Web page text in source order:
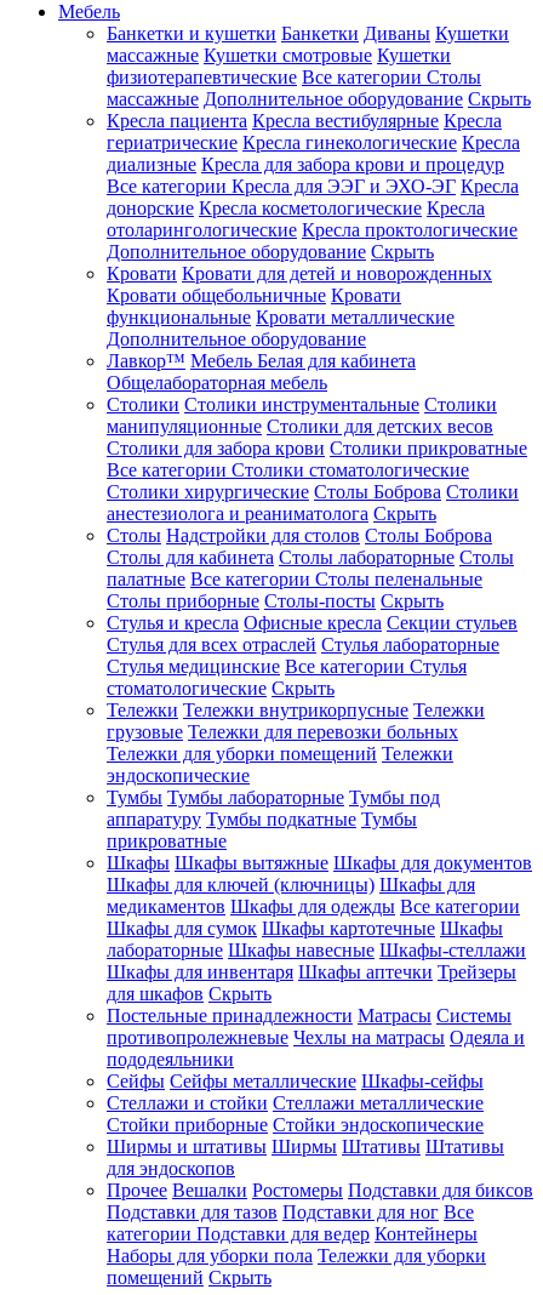
Мебель
Банкетки и кушетки Банкетки Диваны Кушетки
массажные Кушетки смотровые Кушетки
физиотерапевтические Все категории Столы
массажные Дополнительное оборудование Скрыть
Кресла пациента Кресла вестибулярные Кресла
гериатрические Кресла гинекологические Кресла
диализные Кресла для забора крови и процедур
Все категории Кресла для ЭЭГ и ЭХО-ЭГ Кресла
донорские Кресла косметологические Кресла
отоларингологические Кресла проктологические
Дополнительное оборудование Скрыть
Кровати Кровати для детей и новорожденных
Кровати общебольничные Кровати
функциональные Кровати металлические
Дополнительное оборудование
Лавкор™ Мебель Белая для кабинета
Общелабораторная мебель
Столики Столики инструментальные Столики
манипуляционные Столики для детских весов
Столики для забора крови Столики прикроватные
Все категории Столики стоматологические
Столики хирургические Столы Боброва Столики
анестезиолога и реаниматолога Скрыть
Столы Надстройки для столов Столы Боброва
Столы для кабинета Столы лабораторные Столы
палатные Все категории Столы пеленальные
Столы приборные Столы-посты Скрыть
Стулья и кресла Офисные кресла Секции стульев
Стулья для всех отраслей Стулья лабораторные
Стулья медицинские Все категории Стулья
стоматологические Скрыть
Тележки Тележки внутрикорпусные Тележки
грузовые Тележки для перевозки больных
Тележки для уборки помещений Тележки
эндоскопические
Тумбы Тумбы лабораторные Тумбы под
аппаратуру Тумбы подкатные Тумбы
прикроватные
Шкафы Шкафы вытяжные Шкафы для документов
Шкафы для ключей (ключницы) Шкафы для
медикаментов Шкафы для одежды Все категории
Шкафы для сумок Шкафы картотечные Шкафы
лабораторные Шкафы навесные Шкафы-стеллажи
Шкафы для инвентаря Шкафы аптечки Трейзеры
для шкафов Скрыть
Постельные принадлежности Матрасы Системы
противопролежневые Чехлы на матрасы Одеяла и
пододеяльники
Сейфы Сейфы металлические Шкафы-сейфы
Стеллажи и стойки Стеллажи металлические
Стойки приборные Стойки эндоскопические
Ширмы и штативы Ширмы Штативы Штативы
для эндоскопов
Прочее Вешалки Ростомеры Подставки для биксов
Подставки для тазов Подставки для ног Все
категории Подставки для ведер Контейнеры
Наборы для уборки пола Тележки для уборки
помещений Скрыть